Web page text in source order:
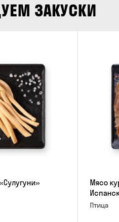
ЗАКУСКИ
Мясо
Птица